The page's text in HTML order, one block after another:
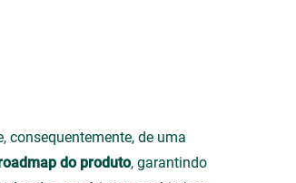
consequentemente, de uma
do produto, garantindo